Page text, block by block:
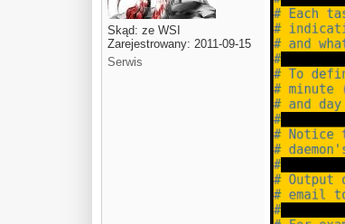
Skąd: ze WSI
Zarejestrowany: 2011-09-15
Serwis